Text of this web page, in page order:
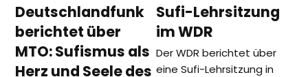
Deutschlandfunk
berichtet über
MTO: Sufismus als
Herz und Seele des
Sufi-Lehrsitzung
im WDR
Der WDR berichtet über
eine Sufi-Lehrsitzung in